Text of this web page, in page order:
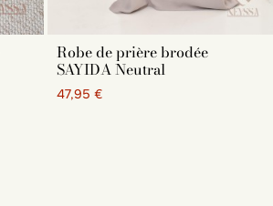
Robe de prière brodée
SAYIDA Neutral
47,95 €